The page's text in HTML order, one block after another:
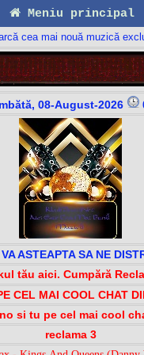
Meniu principal
cea mai nouă muzică
08-August-2026
ASTEAPTA SA NE
tău aici. Cumpără
CEL MAI COOL CHAT
si tu pe cel mai cool
reclama 3